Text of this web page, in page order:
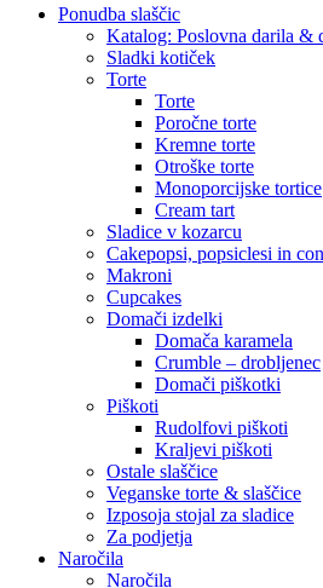
Close
Ponudba slaščic
Katalog: Poslovna darila &
Sladki kotiček
Torte
Torte
Poročne torte
Kremne torte
Otroške torte
Monoporcijske tortice
Cream tart
Sladice v kozarcu
Cakepopsi, popsiclesi in
Makroni
Cupcakes
Domači izdelki
Domača karamela
Crumble – drobljenec
Domači piškotki
Piškoti
Rudolfovi piškoti
Kraljevi piškoti
Ostale slaščice
Veganske torte & slaščice
Izposoja stojal za sladice
Za podjetja
Naročila
Naročila